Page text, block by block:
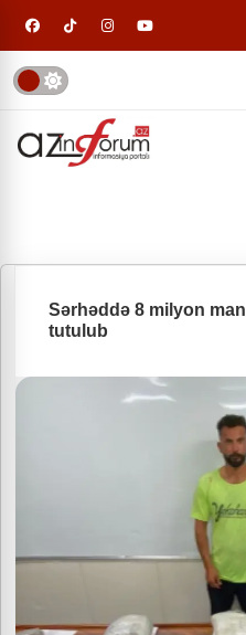
Sərhəddə 8 milyon
tutulub